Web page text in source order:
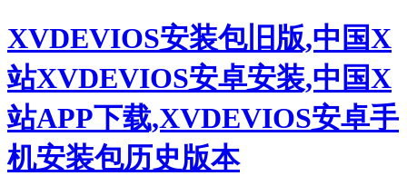
XVDEVIOS安装包旧版,中国X
站XVDEVIOS安卓安装,中国X
站APP下载,XVDEVIOS安卓手
机安装包历史版本